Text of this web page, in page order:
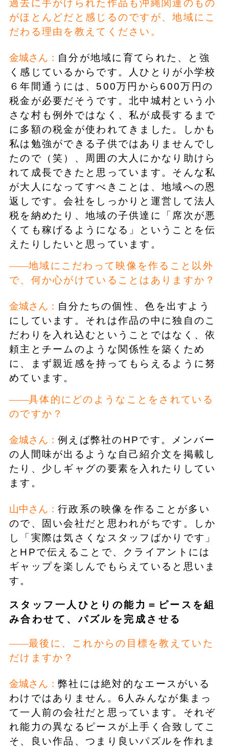
過去に手がけられた作品も沖縄関連のもの
がほとんどだと感じるのですが、地域にこ
だわる理由を教えてください。
金城さん： 自分が地域に育てられた、と強
く感じているからです。人ひとりが小学校
６年間通うには、500万円から600万円の
税金が必要だそうです。北中城村という小
さな村も例外ではなく、私が成長するまで
に多額の税金が使われてきました。しかも
私は勉強ができる子供ではありませんでし
たので（笑）、周囲の大人にかなり助けら
れて成長できたと思っています。そんな私
が大人になってすべきことは、地域への恩
返しです。会社をしっかりと運営して法人
税を納めたり、地域の子供達に「席次が悪
くても稼げるようになる」ということを伝
えたりしたいと思っています。
地域にこだわって映像を作ること以外
で、何か心がけていることはありますか？
金城さん： 自分たちの個性、色を出すよう
にしています。それは作品の中に独自のこ
だわりを入れ込むということではなく、依
頼主とチームのような関係性を築くため
に、まず親近感を持ってもらえるように努
めています。
具体的にどのようなことをされている
のですか？
金城さん： 例えば弊社のHPです。メンバー
の人間味が出るような自己紹介文を掲載し
たり、少しギャグの要素を入れたりしてい
ます。
山中さん： 行政系の映像を作ることが多い
ので、固い会社だと思われがちです。しか
し「実際は気さくなスタッフばかりです」
とHPで伝えることで、クライアントには
ギャップを楽しんでもらえていると思いま
す。
スタッフ一人ひとりの能力＝ピースを組
み合わせて、パズルを完成させる
最後に、これからの目標を教えていた
だけますか？
金城さん： 弊社には絶対的なエースがいる
わけではありません。6人みんなが集まっ
て一人前の会社だと思っています。それぞ
れ能力の異なるピースが上手く合致してこ
そ、良い作品、つまり良いパズルを作れま